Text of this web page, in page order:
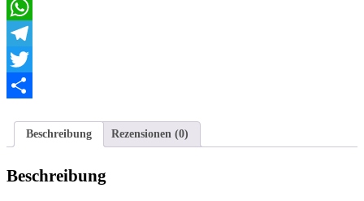
Email
WhatsApp
Telegram
Twitter
Beschreibung
Rezensionen (0)
Beschreibung